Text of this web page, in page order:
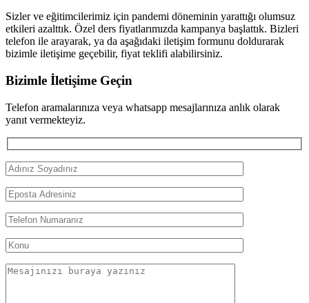
Sizler ve eğitimcilerimiz için pandemi döneminin yarattığı olumsuz
etkileri azalttık. Özel ders fiyatlarımızda kampanya başlattık. Bizleri
telefon ile arayarak, ya da aşağıdaki iletişim formunu doldurarak
bizimle iletişime geçebilir, fiyat teklifi alabilirsiniz.
Bizimle İletişime Geçin
Telefon aramalarınıza veya whatsapp mesajlarınıza anlık olarak
yanıt vermekteyiz.